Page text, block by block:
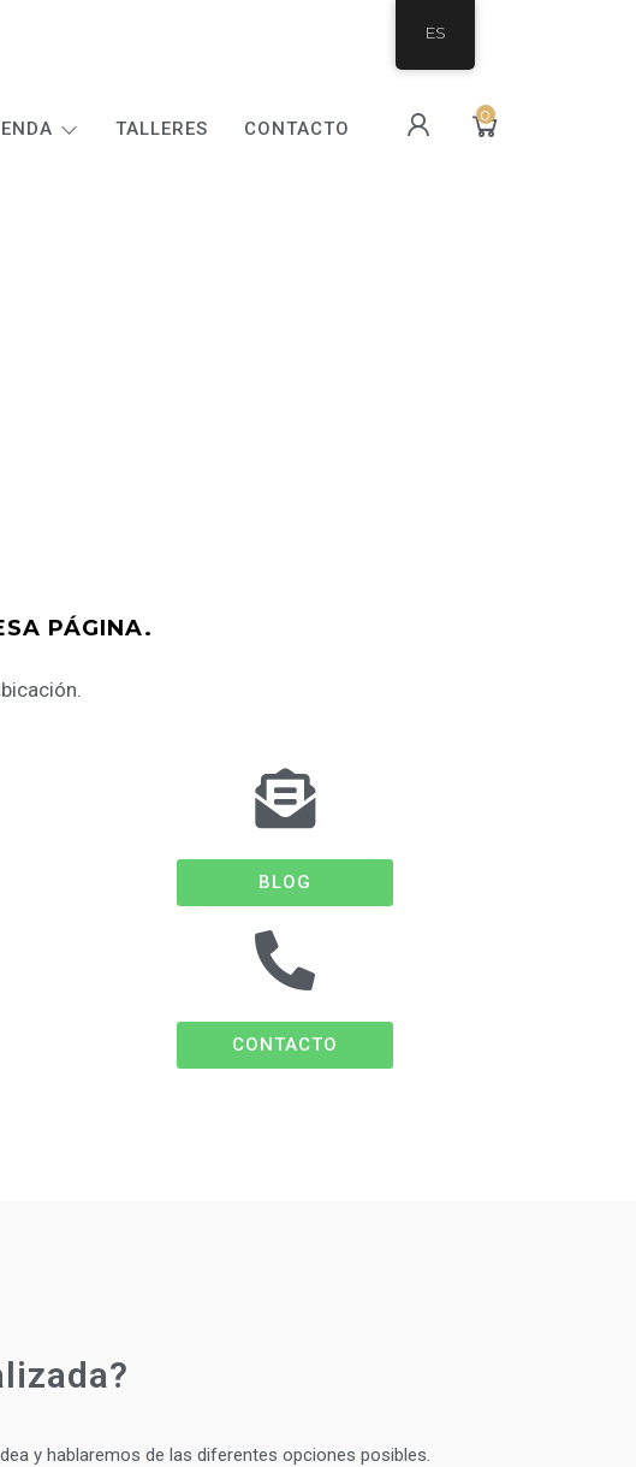
TALLERES CONTACTO
0
PÁGINA.
BLOG
CONTACTO
y hablaremos de las diferentes opciones posibles.
ES